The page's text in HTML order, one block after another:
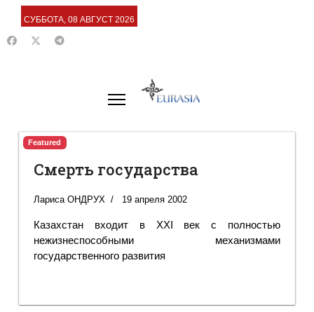
СУББОТА, 08 АВГУСТ 2026
Featured
Смерть государства
Лариса ОНДРУХ 19 апреля 2002
Казахстан входит в ХХI век с полностью
нежизнеспособными механизмами
государственного развития